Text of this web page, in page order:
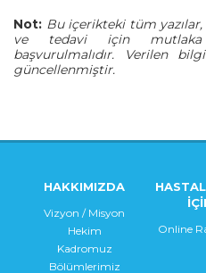
Not: Bu içerikteki tüm yazılar,
ve tedavi için mutlaka
başvurulmalıdır. Verilen
güncellenmiştir.
HAKKIMIZDA
Vizyon / Misyon
Hekim
Kadromuz
Bölümlerimiz
Online